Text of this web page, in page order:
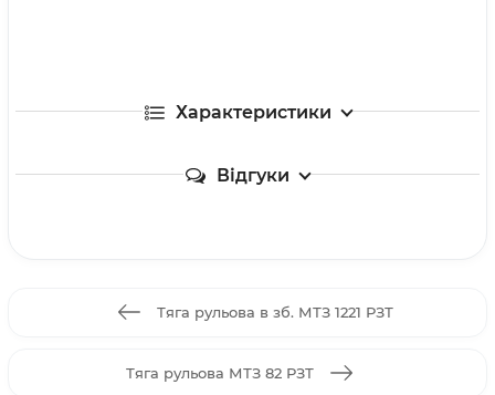
Характеристики
Відгуки
Тяга рульова в зб. МТЗ 1221 РЗТ
Тяга рульова МТЗ 82 РЗТ